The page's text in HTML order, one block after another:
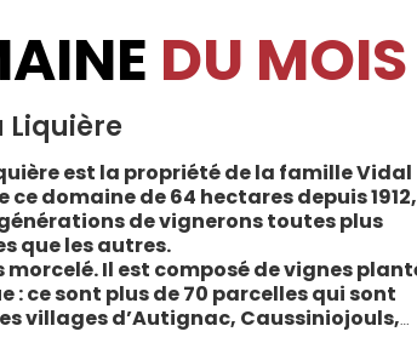
DU MOIS
Liquière
est la propriété de la famille Vidal
domaine de 64 hectares depuis
de vignerons toutes plus
que les autres.
Il est composé de vignes
: ce sont plus de 70 parcelles qui sont
villages d’Autignac, Caussiniojouls,